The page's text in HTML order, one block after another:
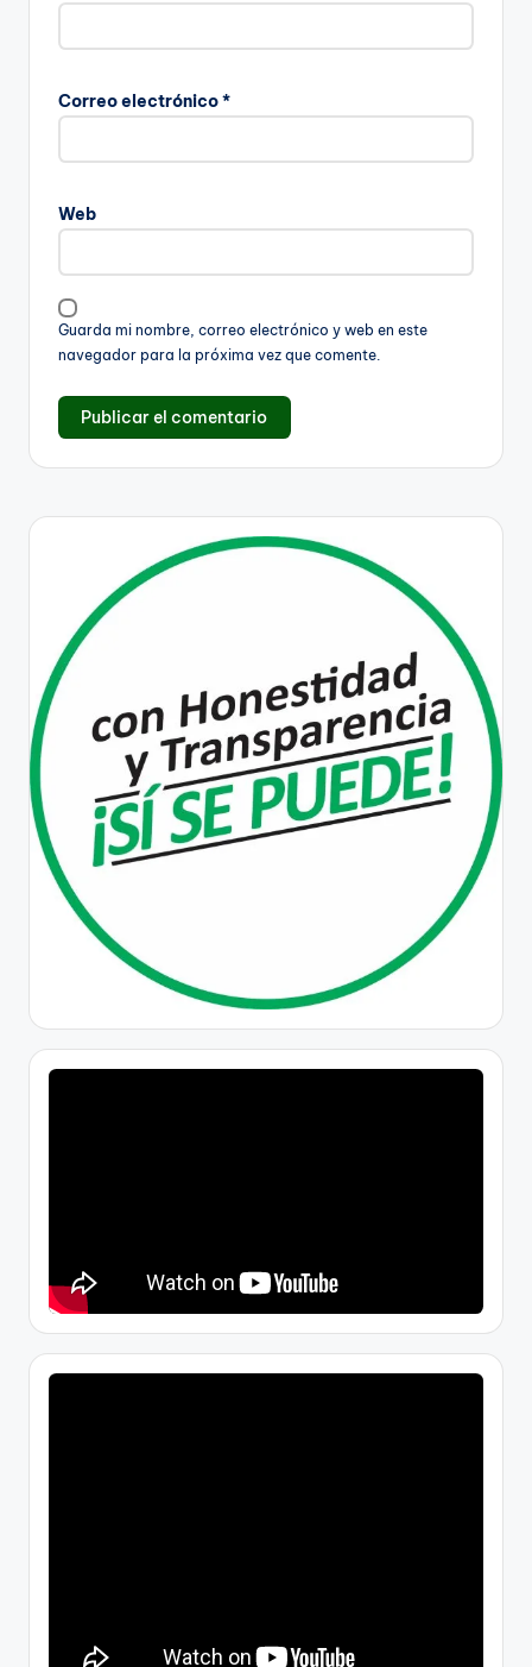
Correo electrónico*
Web
Guarda mi nombre, correo electrónico y web en este
navegador para la próxima vez que comente.